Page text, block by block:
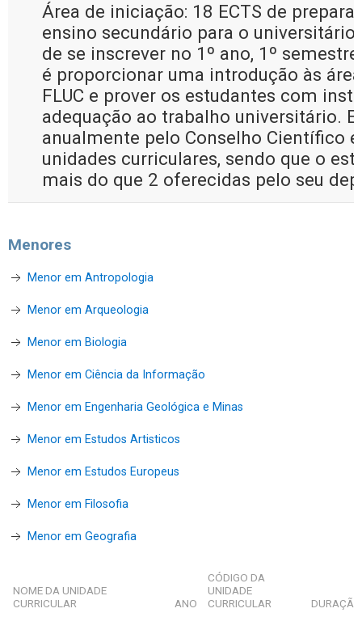
Área de iniciação: 18 ECTS de
ensino secundário para o
de se inscrever no 1º ano, 1º
é proporcionar uma introdução às
FLUC e prover os estudantes com
adequação ao trabalho universitário.
anualmente pelo Conselho Científico
unidades curriculares, sendo que o
mais do que 2 oferecidas pelo seu
Menores
Menor em Antropologia
Menor em Arqueologia
Menor em Biologia
Menor em Ciência da Informação
Menor em Engenharia Geológica e Minas
Menor em Estudos Artisticos
Menor em Estudos Europeus
Menor em Filosofia
Menor em Geografia
NOME DA UNIDADE
CURRICULAR
ANO
CÓDIGO DA
UNIDADE
CURRICULAR
DURAÇÃO